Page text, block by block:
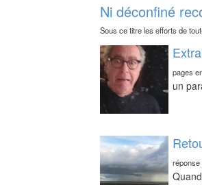
Ni déconfiné
Sous ce titre les efforts de
pages
un
réponse